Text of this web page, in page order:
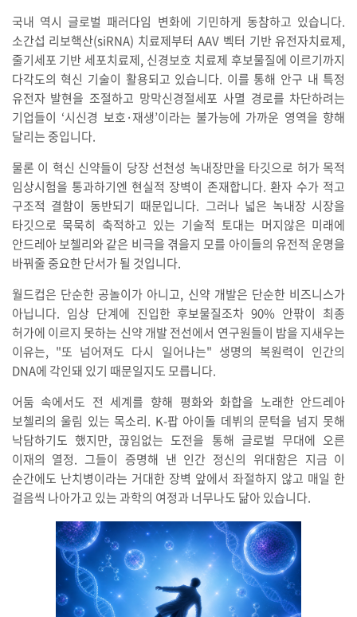
국내 역시 글로벌 패러다임 변화에 기민하게 동참하고 있습니다.
소간섭 리보핵산(siRNA) 치료제부터 AAV 벡터 기반 유전자치료제,
줄기세포 기반 세포치료제, 신경보호 치료제 후보물질에 이르기까지
다각도의 혁신 기술이 활용되고 있습니다. 이를 통해 안구 내 특정
유전자 발현을 조절하고 망막신경절세포 사멸 경로를 차단하려는
기업들이 ‘시신경 보호·재생’이라는 불가능에 가까운 영역을 향해
달리는 중입니다.
물론 이 혁신 신약들이 당장 선천성 녹내장만을 타깃으로 허가 목적
임상시험을 통과하기엔 현실적 장벽이 존재합니다. 환자 수가 적고
구조적 결함이 동반되기 때문입니다. 그러나 넓은 녹내장 시장을
타깃으로 묵묵히 축적하고 있는 기술적 토대는 머지않은 미래에
안드레아 보첼리와 같은 비극을 겪을지 모를 아이들의 유전적 운명을
바꿔줄 중요한 단서가 될 것입니다.
월드컵은 단순한 공놀이가 아니고, 신약 개발은 단순한 비즈니스가
아닙니다. 임상 단계에 진입한 후보물질조차 90% 안팎이 최종
허가에 이르지 못하는 신약 개발 전선에서 연구원들이 밤을 지새우는
이유는, "또 넘어져도 다시 일어나는" 생명의 복원력이 인간의
DNA에 각인돼 있기 때문일지도 모릅니다.
어둠 속에서도 전 세계를 향해 평화와 화합을 노래한 안드레아
보첼리의 울림 있는 목소리. K-팝 아이돌 데뷔의 문턱을 넘지 못해
낙담하기도 했지만, 끊임없는 도전을 통해 글로벌 무대에 오른
이재의 열정. 그들이 증명해 낸 인간 정신의 위대함은 지금 이
순간에도 난치병이라는 거대한 장벽 앞에서 좌절하지 않고 매일 한
걸음씩 나아가고 있는 과학의 여정과 너무나도 닮아 있습니다.